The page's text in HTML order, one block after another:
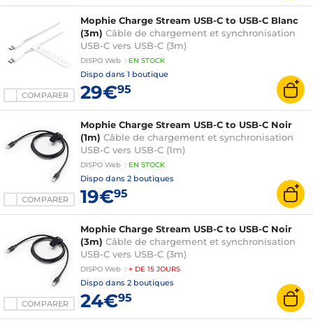
COMPARER
Mophie Charge Stream USB-C to USB-C Blanc
(3m) Câble de chargement et synchronisation
USB-C vers USB-C (3m)
DISPO Web : EN STOCK
Dispo dans 1 boutique
29€95
COMPARER
Mophie Charge Stream USB-C to USB-C Noir
(1m) Câble de chargement et synchronisation
USB-C vers USB-C (1m)
DISPO Web : EN STOCK
Dispo dans 2 boutiques
19€95
COMPARER
Mophie Charge Stream USB-C to USB-C Noir
(3m) Câble de chargement et synchronisation
USB-C vers USB-C (3m)
DISPO Web : + DE 15 JOURS
Dispo dans 2 boutiques
24€95